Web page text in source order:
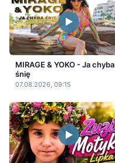
MIRAGE & YOKO - Ja chyba
śnię
07.08.2026, 09:15